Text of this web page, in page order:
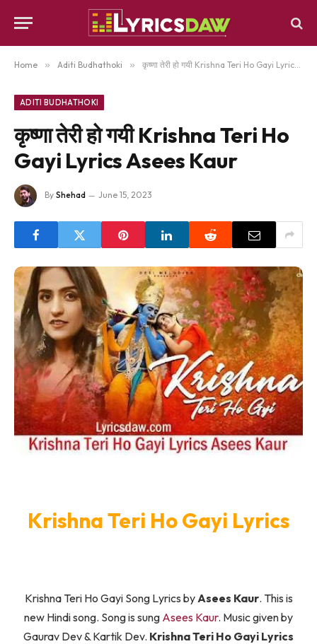
Home » Aditi Budhathoki » कृष्णा तेरी हो गयी Krishna Teri Ho Gayi Lyrics Asees Kaur
ADITI BUDHATHOKI
कृष्णा तेरी हो गयी Krishna Teri Ho
Gayi Lyrics Asees Kaur
By Shehad June 15, 2023
Krishna Teri Ho Gayi Lyrics
Krishna Teri Ho Gayi Song Lyrics by Asees Kaur. This is
new Hindi song. Song is sung Asees Kaur. Music given by
Gaurav Dev & Kartik Dev. Krishna Teri Ho Gayi Lyrics